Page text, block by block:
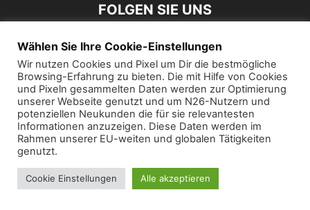
FOLGEN SIE UNS
© 2019 Die Webzeitung
Wählen Sie Ihre Cookie-Einstellungen
Wir nutzen Cookies und Pixel um Dir die bestmögliche
Browsing-Erfahrung zu bieten. Die mit Hilfe von Cookies
und Pixeln gesammelten Daten werden zur Optimierung
unserer Webseite genutzt und um N26-Nutzern und
potenziellen Neukunden die für sie relevantesten
Informationen anzuzeigen. Diese Daten werden im
Rahmen unserer EU-weiten und globalen Tätigkeiten
genutzt.
Cookie Einstellungen Alle akzeptieren